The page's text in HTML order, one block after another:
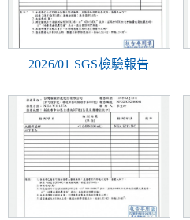
2026/01 SGS檢驗報告